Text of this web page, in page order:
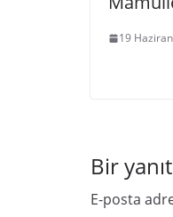
19
Bir
E-posta